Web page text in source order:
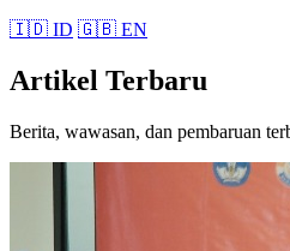
🇮🇩 ID 🇬🇧 EN
Artikel Terbaru
Berita, wawasan, dan pembaruan